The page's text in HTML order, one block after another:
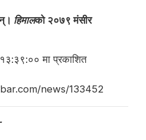
हिमालको २०७९ मंसीर
मा प्रकाशित
news/133452